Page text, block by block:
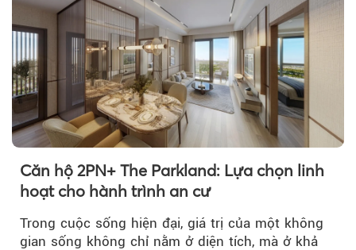
Theo Sở hữu trí
Căn hộ 2PN+ The Parkland: Lựa chọn linh
hoạt cho hành trình an cư
Trong cuộc sống hiện đại, giá trị của một không
gian sống không chỉ nằm ở diện tích, mà ở khả